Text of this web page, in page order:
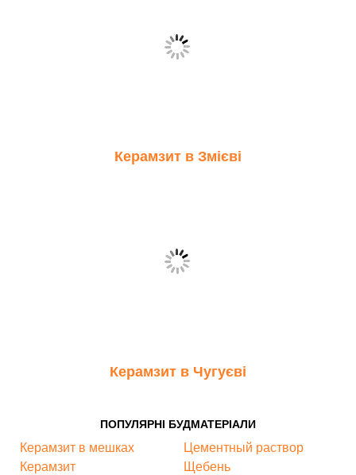
Керамзит в Змієві
Керамзит в Чугуєві
ПОПУЛЯРНІ БУДМАТЕРІАЛИ
Керамзит в мешках
Керамзит
Цементный раствор
Щебень